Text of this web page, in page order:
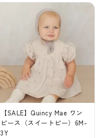
【SALE】Quincy Mae ワン
ピース（スイートピー）6M-
3Y